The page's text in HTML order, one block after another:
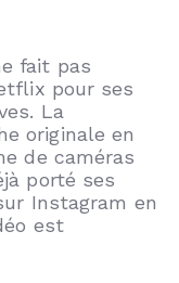
fait pas
pour ses
La
originale en
de caméras
porté ses
Instagram en
est